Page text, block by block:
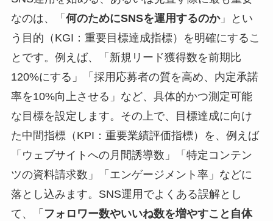
なのは、「 何のためにSNSを運用するのか」とい
う目的（KGI：重要目標達成指標）を明確にするこ
とです。例えば、「新規リード獲得数を前期比
120%にする」「採用応募者の質を高め、内定承諾
率を10%向上させる」など、具体的かつ測定可能
な目標を設定します。その上で、目標達成に向け
た中間指標（KPI：重要業績評価指標）を、例えば
「ウェブサイトへの月間誘導数」「特定コンテン
ツの資料請求数」「エンゲージメント率」などに
落とし込みます。SNS運用でよくある誤解とし
て、「 フォロワー数やいいね数を増やすこと自体